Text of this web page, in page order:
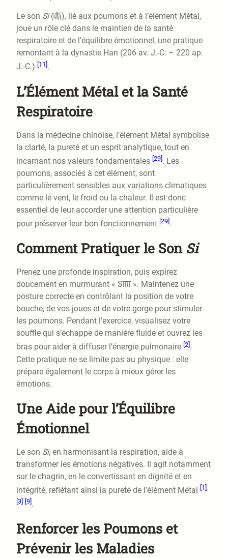
Le son Si(嘶), lié aux poumons et à l’élément Métal,
joue un rôle clé dans le maintien de la santé
respiratoire et de l’équilibre émotionnel, une pratique
remontant à la dynastie Han (206 av. J.-C. – 220 ap.
J.-C.) [11].
L’Élément Métal et la Santé
Respiratoire
Dans la médecine chinoise, l’élément Métal symbolise
la clarté, la pureté et un esprit analytique, tout en
incarnant nos valeurs fondamentales [29]. Les
poumons, associés à cet élément, sont
particulièrement sensibles aux variations climatiques
comme le vent, le froid ou la chaleur. Il est donc
essentiel de leur accorder une attention particulière
pour préserver leur bon fonctionnement [29] .
Comment Pratiquer le Son Si
Prenez une profonde inspiration, puis expirez
doucement en murmurant « Sīīīī ». Maintenez une
posture correcte en contrôlant la position de votre
bouche, de vos joues et de votre gorge pour stimuler
les poumons. Pendant l’exercice, visualisez votre
souffle qui s’échappe de manière fluide et ouvrez les
bras pour aider à diffuser l’énergie pulmonaire [2].
Cette pratique ne se limite pas au physique : elle
prépare également le corps à mieux gérer les
émotions.
Une Aide pour l’Équilibre
Émotionnel
Le son Si, en harmonisant la respiration, aide à
transformer les émotions négatives. Il agit notamment
sur le chagrin, en le convertissant en dignité et en
intégrité, reflétant ainsi la pureté de l’élément Métal [1]
[3]
[9] .
Renforcer les Poumons et
Prévenir les Maladies